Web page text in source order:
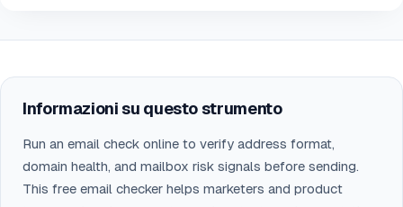
Informazioni su questo strumento
Run an email check online to verify address format,
domain health, and mailbox risk signals before sending.
This free email checker helps marketers and product